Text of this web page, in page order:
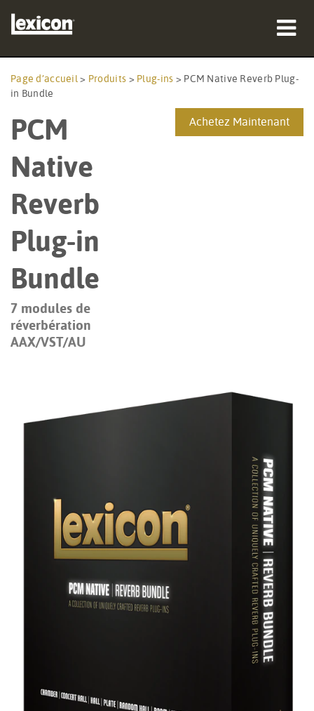
Produits
Professionnels
Études de cas
Formation
Support
Langue/Région
Page d’accueil > Produits > Plug-ins > PCM Native Reverb Plug-
in Bundle
PCM
Native
Reverb
Plug-in
Bundle
7 modules de
réverbération
AAX/VST/AU
Achetez Maintenant